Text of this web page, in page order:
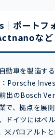
ポートフ
など
動車を製造す
Porsche
出のBosch
で、拠点を展
ドイツにはベ
米パロアルト